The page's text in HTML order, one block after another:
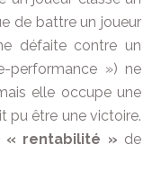
de battre un joueur
défaite contre un
performance ») ne
elle occupe une
pu être une victoire.
« rentabilité » de